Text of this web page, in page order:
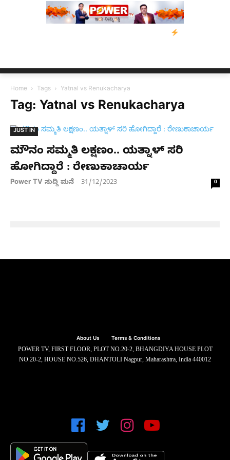
ನ್ಯೂಸ್ ಕಾರ್ಪ್‌ಗೆ
Home Tags Yatnal vs Renukacharya
Tag: Yatnal vs Renukacharya
JUST IN
ಮೌನಂ ಸಮ್ಮತಿ ಲಕ್ಷಣಂ.. ಯತ್ನಾಳ್ ಸರಿ
ಹೋಗಿದ್ದಾರೆ : ರೇಣುಕಾಚಾರ್ಯ
Power TV ಸುದ್ದಿ ಮನೆ - 31/12/2023 0
About Us Terms & Conditions
POWER TV, FIRST FLOOR, PLOT NO.20-2, BHANGDIYA HOUSE PLOT
NO.20-2, HOUSE NO.526, DHANTOLI Nagpur, Maharashtra, India 440012